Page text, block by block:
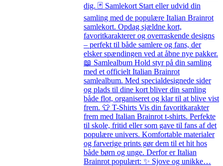
dig. 🃏 Samlekort Start eller udvid din
samling med de populære Italian Brainrot
samlekort. Opdag sjældne kort,
favoritkarakterer og overraskende designs
– perfekt til både samlere og fans, der
elsker spændingen ved at åbne nye pakker.
📖 Samlealbum Hold styr på din samling
med et officielt Italian Brainrot
samlealbum. Med specialdesignede sider
og plads til dine kort bliver din samling
både flot, organiseret og klar til at blive vist
frem. 👕 T-Shirts Vis din favoritkarakter
frem med Italian Brainrot t-shirts. Perfekte
til skole, fritid eller som gave til fans af det
populære univers. Komfortable materialer
og farverige prints gør dem til et hit hos
både børn og unge. Derfor er Italian
Brainrot populært: ✨ Sjove og unikke…